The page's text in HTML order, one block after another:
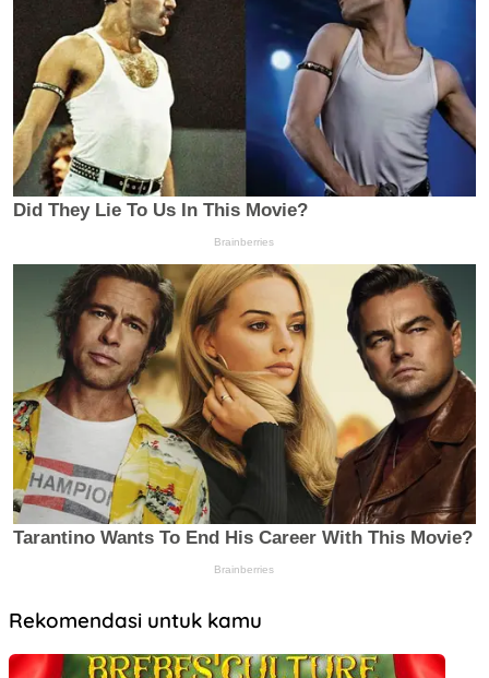
Rekomendasi untuk kamu